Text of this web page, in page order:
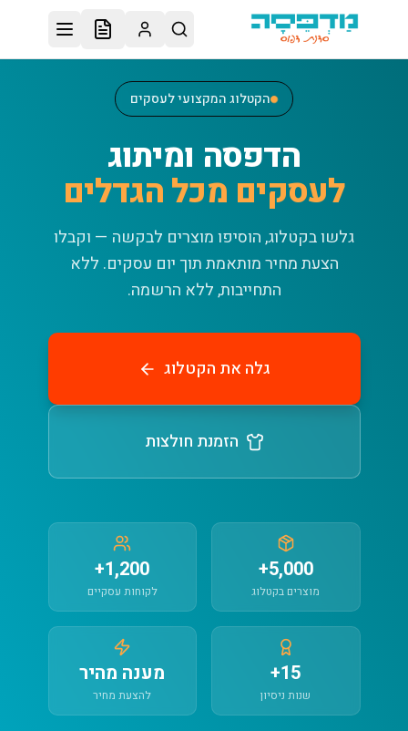
דלג לתוכן הראשי
הקטלוג המקצועי לעסקים
הדפסה ומיתוג
לעסקים מכל הגדלים
גלשו בקטלוג, הוסיפו מוצרים לבקשה — וקבלו
הצעת מחיר מותאמת תוך יום עסקים. ללא
התחייבות, ללא הרשמה.
גלה את הקטלוג
הזמנת חולצות
5,000+
מוצרים בקטלוג
1,200+
לקוחות עסקיים
15+
שנות ניסיון
מענה מהיר
להצעת מחיר